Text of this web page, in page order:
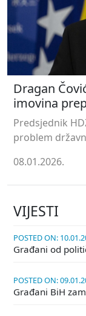
Dragan
imovina
Predsjednik
problem
08.01.2026.
VIJESTI
POSTED ON:
Građani od
POSTED ON:
Građani BiH